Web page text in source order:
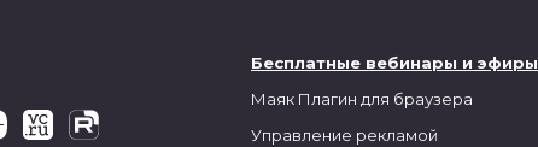
Бесплатные вебинары и эфиры
Маяк Плагин для браузера
Управление рекламой